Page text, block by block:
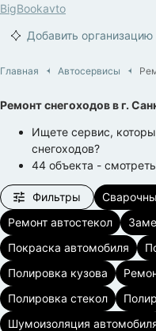
BigBookavto
Добавить организацию
Главная Автосервисы
Ремонт снегоходовв г.
Ищете сервис,
снегоходов?
44 объекта -
Фильтры
Ремонт автостекол
Покраска автомобиля
Полировка кузова
Полировка стекол
Шумоизоляция